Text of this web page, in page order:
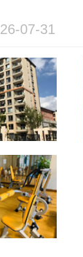
07-31